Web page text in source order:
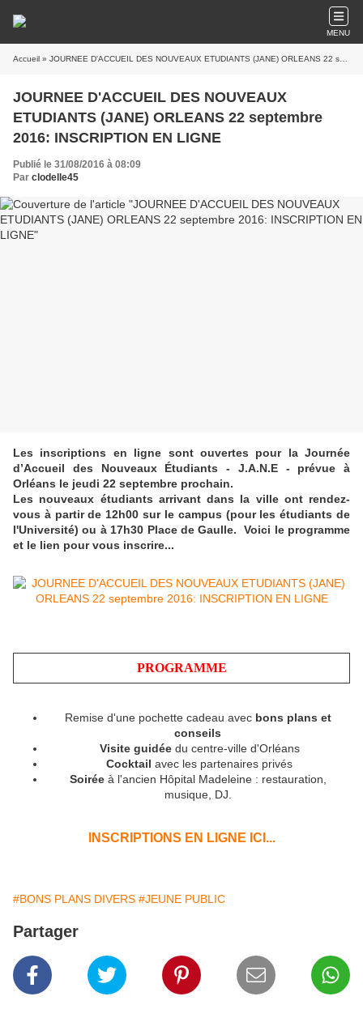
MENU
Accueil » JOURNEE D'ACCUEIL DES NOUVEAUX ETUDIANTS (JANE) ORLEANS 22 septembre 2016: INSCRIPTION EN LIGNE
JOURNEE D'ACCUEIL DES NOUVEAUX
ETUDIANTS (JANE) ORLEANS 22 septembre
2016: INSCRIPTION EN LIGNE
Publié le 31/08/2016 à 08:09
Par clodelle45
Les inscriptions en ligne sont ouvertes pour la Journée
d’Accueil des Nouveaux Étudiants - J.A.N.E - prévue à
Orléans le jeudi 22 septembre prochain.
Les nouveaux étudiants arrivant dans la ville ont rendez-
vous à partir de 12h00 sur le campus (pour les étudiants de
l'Université) ou à 17h30 Place de Gaulle.Voici le programme
et le lien pour vous inscrire...
PROGRAMME
Remise d'une pochette cadeau avec bons plans et
conseils
Visite guidéedu centre-ville d'Orléans
Cocktail avec les partenaires privés
Soirée à l'ancien Hôpital Madeleine : restauration,
musique, DJ.
INSCRI PTIONS EN LIGNE ICI...
#BONS PLANS DIVERS #JEUNE PUBLIC
Partager